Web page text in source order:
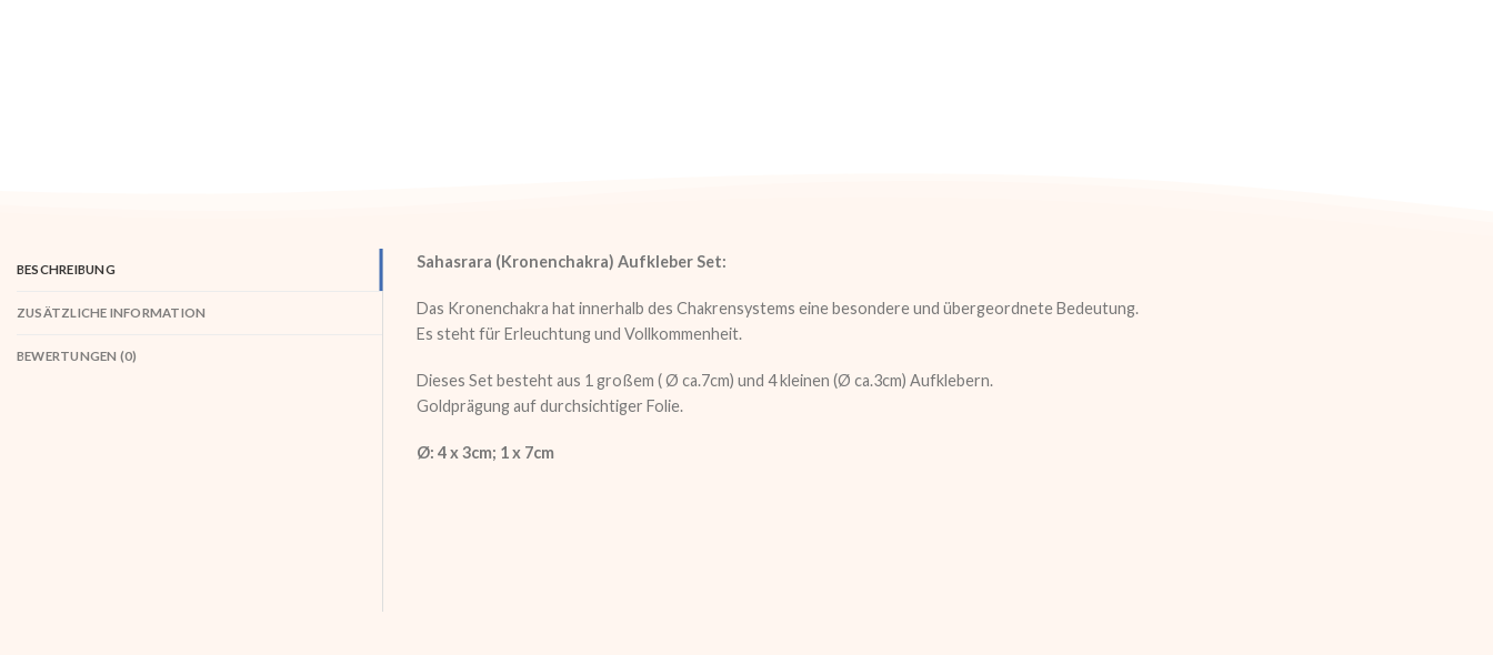
BESCHREIBUNG
ZUSÄTZLICHE INFORMATION
BEWERTUNGEN (0)
Sahasrara (Kronenchakra) Aufkleber Set:
Das Kronenchakra hat innerhalb des Chakrensystems eine besondere und übergeordnete Bedeutung.
Es steht für Erleuchtung und Vollkommenheit.
Dieses Set besteht aus 1 großem ( Ø ca.7cm) und 4 kleinen (Ø ca.3cm) Aufklebern.
Goldprägung auf durchsichtiger Folie.
Ø: 4 x 3cm; 1 x 7cm